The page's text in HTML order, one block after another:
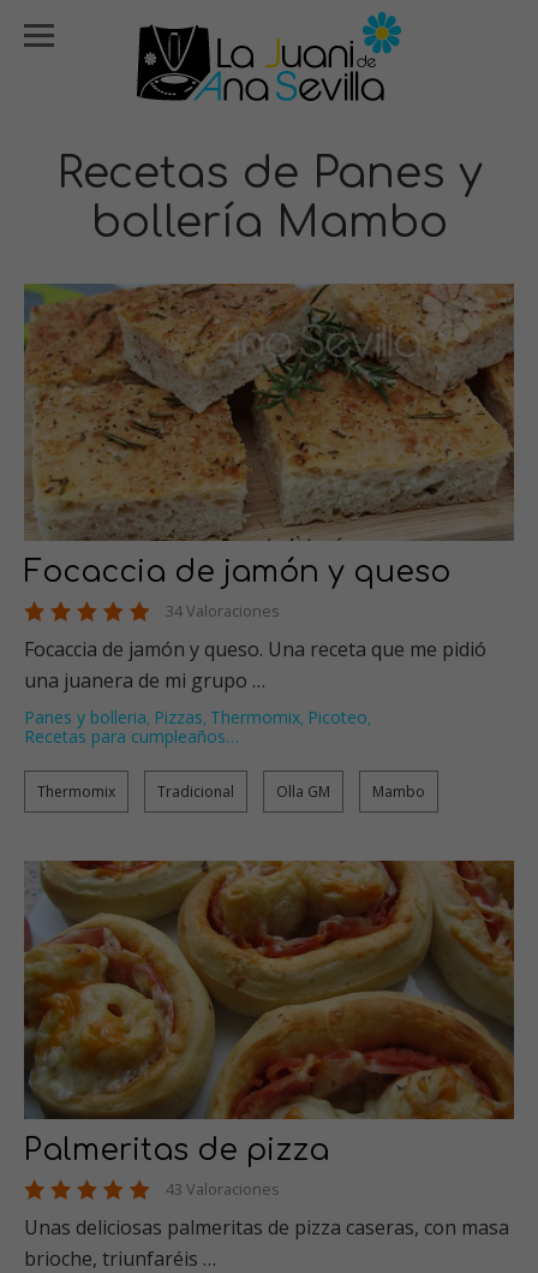
Recetas de Panes y
bollería Mambo
Focaccia de jamón y queso
34 Valoraciones
Focaccia de jamón y queso. Una receta que me pidió
una juanera de mi grupo …
Panes y bolleria, Pizzas, Thermomix, Picoteo,
Recetas para cumpleaños…
Thermomix Tradicional Olla GM Mambo
Palmeritas de pizza
43 Valoraciones
Unas deliciosas palmeritas de pizza caseras, con masa
brioche, triunfaréis …